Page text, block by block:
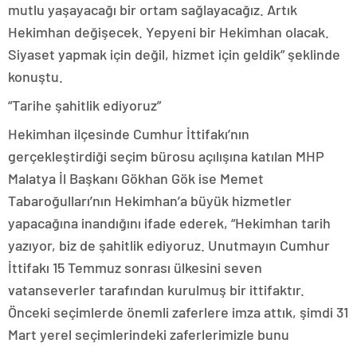
mutlu yaşayacağı bir ortam sağlayacağız. Artık
Hekimhan değişecek. Yepyeni bir Hekimhan olacak.
Siyaset yapmak için değil, hizmet için geldik” şeklinde
konuştu.
“Tarihe şahitlik ediyoruz”
Hekimhan ilçesinde Cumhur İttifakı’nın
gerçekleştirdiği seçim bürosu açılışına katılan MHP
Malatya İl Başkanı Gökhan Gök ise Memet
Tabaroğulları’nın Hekimhan’a büyük hizmetler
yapacağına inandığını ifade ederek, “Hekimhan tarih
yazıyor, biz de şahitlik ediyoruz. Unutmayın Cumhur
İttifakı 15 Temmuz sonrası ülkesini seven
vatanseverler tarafından kurulmuş bir ittifaktır.
Önceki seçimlerde önemli zaferlere imza attık, şimdi 31
Mart yerel seçimlerindeki zaferlerimizle bunu